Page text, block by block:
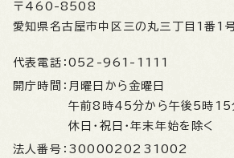
〒460-8508
愛知県名古屋市中区三の丸三丁目1番1
代表電話： 052-961-1111
開庁時間： 月曜日から金曜日
午前8時45分から午後5時15
休日・祝日・年末年始を除く
法人番号： 3000020231002